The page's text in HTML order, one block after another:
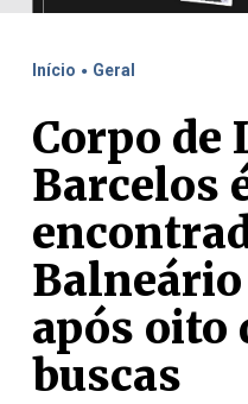
Início . Geral
Corpo de
Barcelos
após oito
buscas